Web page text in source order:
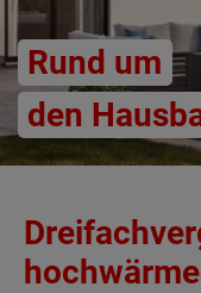
Rund um
den